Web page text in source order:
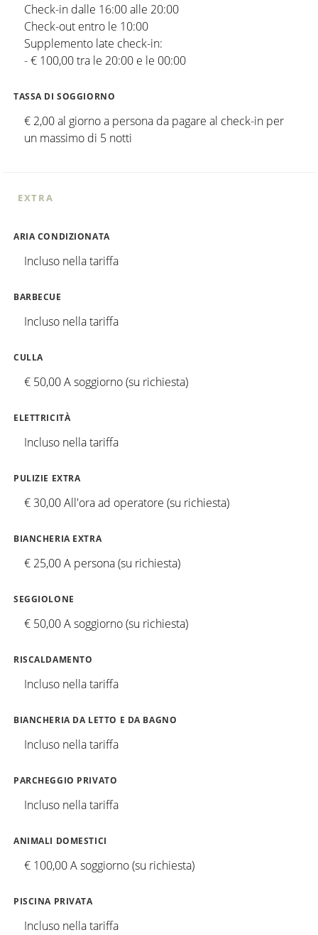
Check-in dalle 16:00 alle 20:00
Check-out entro le 10:00
Supplemento late check-in:
- € 100,00 tra le 20:00 e le 00:00
TASSA DI SOGGIORNO
€ 2,00 al giorno a persona da pagare al check-in per
un massimo di 5 notti
EXTRA
ARIA CONDIZIONATA
Incluso nella tariffa
BARBECUE
Incluso nella tariffa
CULLA
€ 50,00 A soggiorno (su richiesta)
ELETTRICITÀ
Incluso nella tariffa
PULIZIE EXTRA
€ 30,00 All'ora ad operatore (su richiesta)
BIANCHERIA EXTRA
€ 25,00 A persona (su richiesta)
SEGGIOLONE
€ 50,00 A soggiorno (su richiesta)
RISCALDAMENTO
Incluso nella tariffa
BIANCHERIA DA LETTO E DA BAGNO
Incluso nella tariffa
PARCHEGGIO PRIVATO
Incluso nella tariffa
ANIMALI DOMESTICI
€ 100,00 A soggiorno (su richiesta)
PISCINA PRIVATA
Incluso nella tariffa